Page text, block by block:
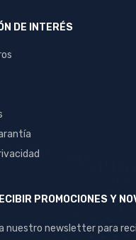
DE INTERÉS
PROMOCIONES Y
nuestro newsletter para